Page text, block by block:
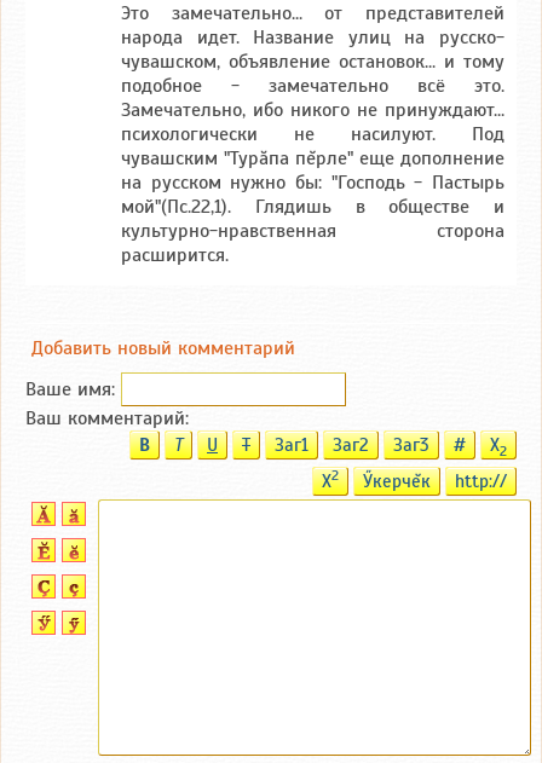
Это замечательно... от представителей
народа идет. Название улиц на русско-
чувашском, объявление остановок... и тому
подобное - замечательно всё это.
Замечательно, ибо никого не принуждают...
психологически не насилуют. Под
чувашским "Турăпа пĕрле" еще дополнение
на русском нужно бы: "Господь - Пастырь
мой"(Пс.22,1). Глядишь в обществе и
культурно-нравственная сторона
расширится.
Добавить новый комментарий
Ваше имя:
Ваш комментарий:
B T U T Заг1 Заг2 Заг3 # X2
X2 Ӳкерчĕк http://